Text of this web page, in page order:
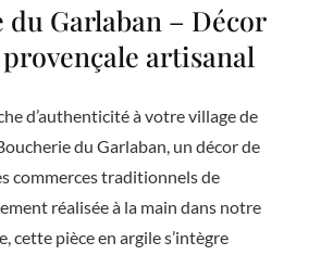
du Garlaban – Décor
artisanal
d’authenticité à votre village de
du Garlaban, un décor de
commerces traditionnels de
réalisée à la main dans notre
cette pièce en argile s’intègre